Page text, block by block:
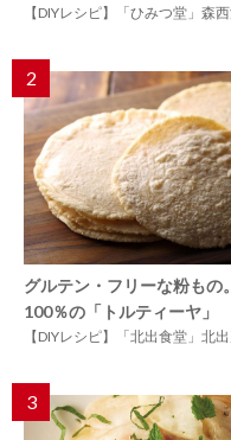
【DIYレシピ】「ひみつ堂」森
2
グルテン・フリーな粉もの
100％の「トルティーヤ」
【DIYレシピ】「北出食堂」北
3